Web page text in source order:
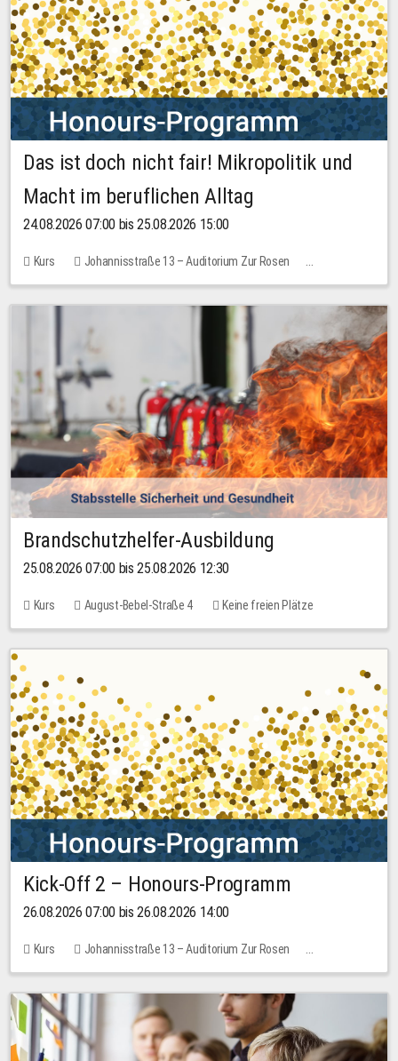
Das ist doch nicht fair! Mikropolitik und
Macht im beruflichen Alltag
24.08.2026 07:00 bis 25.08.2026 15:00
Kurs
Johannisstraße 13 – Auditorium Zur Rosen
Keine freien Plätze
Brandschutzhelfer-Ausbildung
25.08.2026 07:00 bis 25.08.2026 12:30
Kurs August-Bebel-Straße 4 Keine freien Plätze
Kick-Off 2 – Honours-Programm
26.08.2026 07:00 bis 26.08.2026 14:00
Kurs
Johannisstraße 13 – Auditorium Zur Rosen
Keine freien Plätze